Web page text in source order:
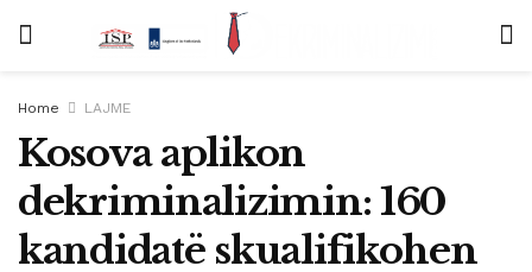
Home LAJME
Kosova aplikon
dekriminalizimin: 160
kandidatë skualifikohen